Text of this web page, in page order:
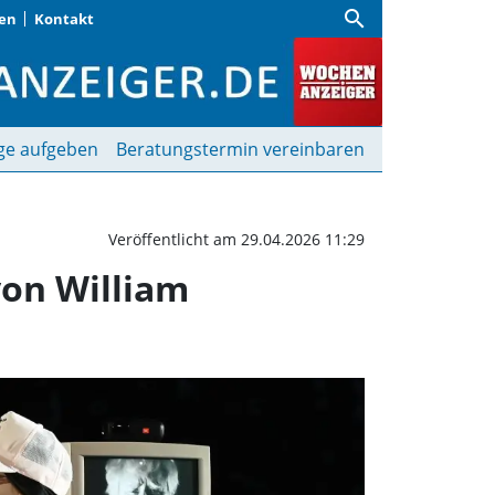
Kontakt search
nichts” spielt
aufgeben Beratungstermin vereinbaren
Veröffentlicht am 29.04.2026 11:29
William